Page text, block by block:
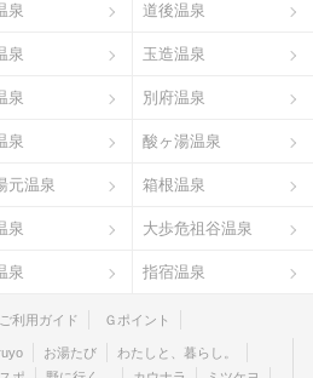
泉 道後温泉
泉 玉造温泉
泉 別府温泉
泉 酸ヶ湯温泉
元温泉 箱根温泉
泉 大歩危祖谷温泉
泉 指宿温泉
ご利用ガイド Ｇポイント
お湯たび
わたしと、暮らし。